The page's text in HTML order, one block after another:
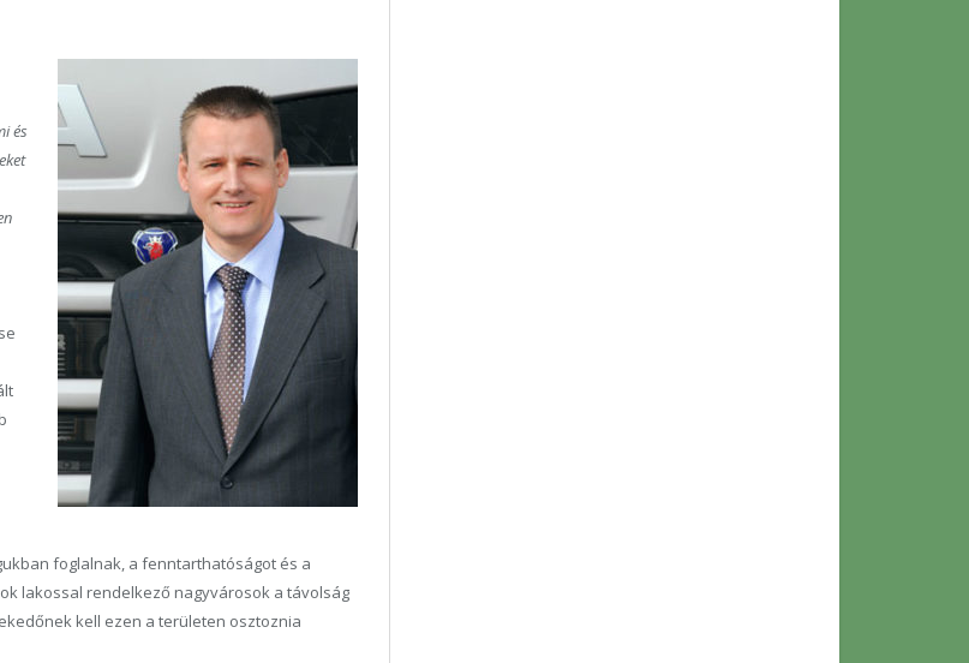
és
foglalnak, a fenntarthatóságot és a
lakossal rendelkező nagyvárosok a távolság
kell ezen a területen osztoznia